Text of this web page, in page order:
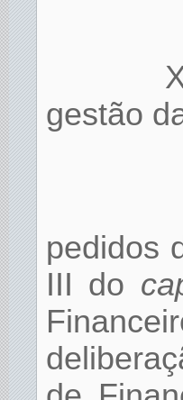
gestão
pedidos
III do